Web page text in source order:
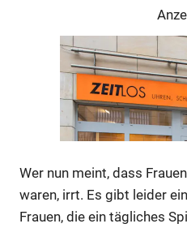
Wer nun meint, dass
waren, irrt. Es gibt leider
Frauen, die ein tägliches